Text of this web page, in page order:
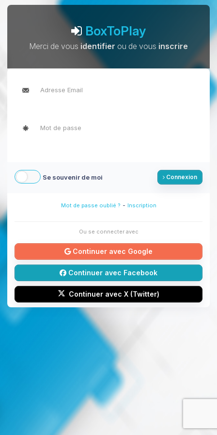
BoxToPlay
Merci de vous identifier ou de vous inscrire
Se souvenir de moi Connexion
Mot de passe oublié ? - Inscription
Ou se connecter avec
Continuer avec Google
Continuer avec Facebook
Continuer avec X (Twitter)